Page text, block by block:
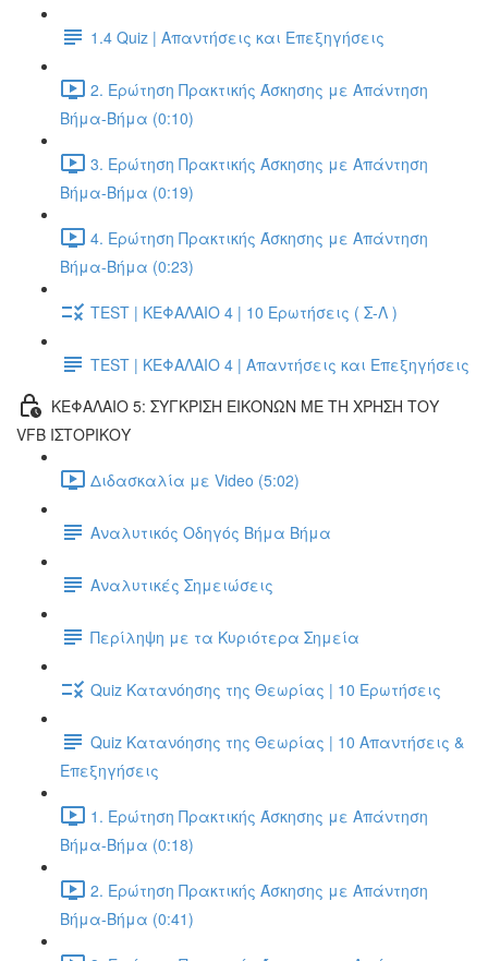
1.4 Quiz | Απαντήσεις και Επεξηγήσεις
2. Ερώτηση Πρακτικής Άσκησης με Απάντηση
Βήμα-Βήμα (0:10)
3. Ερώτηση Πρακτικής Άσκησης με Απάντηση
Βήμα-Βήμα (0:19)
4. Ερώτηση Πρακτικής Άσκησης με Απάντηση
Βήμα-Βήμα (0:23)
TEST | ΚΕΦΑΛΑΙΟ 4 | 10 Ερωτήσεις ( Σ-Λ )
TEST | ΚΕΦΑΛΑΙΟ 4 | Απαντήσεις και Επεξηγήσεις
ΚΕΦΑΛΑΙΟ 5: ΣΥΓΚΡΙΣΗ ΕΙΚΟΝΩΝ ΜΕ ΤΗ ΧΡΗΣΗ ΤΟΥ
VFB ΙΣΤΟΡΙΚΟΥ
Διδασκαλία με Video (5:02)
Αναλυτικός Οδηγός Βήμα Βήμα
Αναλυτικές Σημειώσεις
Περίληψη με τα Κυριότερα Σημεία
Quiz Κατανόησης της Θεωρίας | 10 Ερωτήσεις
Quiz Κατανόησης της Θεωρίας | 10 Απαντήσεις &
Επεξηγήσεις
1. Ερώτηση Πρακτικής Άσκησης με Απάντηση
Βήμα-Βήμα (0:18)
2. Ερώτηση Πρακτικής Άσκησης με Απάντηση
Βήμα-Βήμα (0:41)